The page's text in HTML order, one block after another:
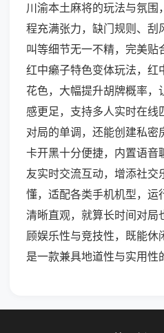
川渝本土麻将的玩法与氛围
程充满张力，缺门规则、刮
叫等细节无一不精，完美贴
红中癞子特色变体玩法，红
花色，大幅提升胡牌概率，
感更足，支持多人实时在线
对局的单调，还能创建私密
卡开黑十分便捷，内置语音
友实时交流互动，增添社交
懂，适配各类手机机型，运
清晰直观，就算长时间对局
顾娱乐性与竞技性，既能休
是一款兼具地道性与实用性